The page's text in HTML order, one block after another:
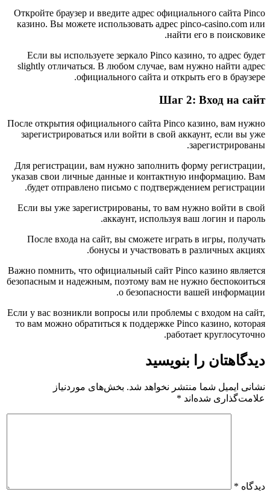
Откройте браузер и введите адрес официального сайта Pinco
казино. Вы можете использовать адрес pinco-casino.com или
найти его в поисковике.
Если вы используете зеркало Pinco казино, то адрес будет
slightly отличаться. В любом случае, вам нужно найти адрес
официального сайта и открыть его в браузере.
Шаг 2: Вход на сайт
После открытия официального сайта Pinco казино, вам нужно
зарегистрироваться или войти в свой аккаунт, если вы уже
зарегистрированы.
Для регистрации, вам нужно заполнить форму регистрации,
указав свои личные данные и контактную информацию. Вам
будет отправлено письмо с подтверждением регистрации.
Если вы уже зарегистрированы, то вам нужно войти в свой
аккаунт, используя ваш логин и пароль.
После входа на сайт, вы сможете играть в игры, получать
бонусы и участвовать в различных акциях.
Важно помнить, что официальный сайт Pinco казино является
безопасным и надежным, поэтому вам не нужно беспокоиться
о безопасности вашей информации.
Если у вас возникли вопросы или проблемы с входом на сайт,
то вам можно обратиться к поддержке Pinco казино, которая
работает круглосуточно.
دیدگاهتان را بنویسید
نشانی ایمیل شما منتشر نخواهد شد. بخش‌های موردنیاز
علامت‌گذاری شده‌اند *
دیدگاه *